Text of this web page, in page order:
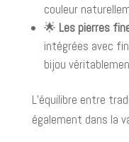
couleur
🌟 Les pierres
intégrées avec
bijou
L’équilibre entre
également dans la